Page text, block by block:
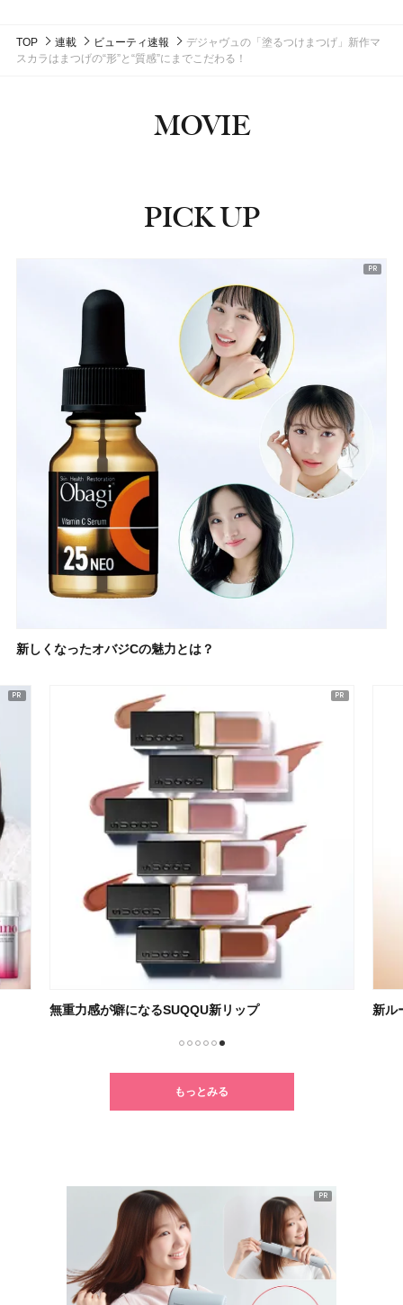
TOP 連載 ビューティ速報
デジャヴュの「塗るつけまつげ」新作マ
スカラはまつげの“形”と“質感”にまでこだわる！
MOVIE
PICK UP
新しくなったオバジCの魅力とは？
無重力感が癖になるSUQQU新リップ 新ル
もっとみる
PR